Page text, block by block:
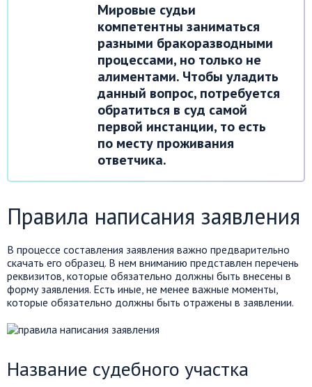
Мировые судьи
компетентны заниматься
разными бракоразводными
процессами, но только не
алиментами. Чтобы уладить
данный вопрос, потребуется
обратиться в суд самой
первой инстанции, то есть
по месту проживания
ответчика.
Правила написания заявления
В процессе составления заявления важно предварительно
скачать его образец. В нем вниманию представлен перечень
реквизитов, которые обязательно должны быть внесены в
форму заявления. Есть иные, не менее важные моменты,
которые обязательно должны быть отражены в заявлении.
Название судебного участка